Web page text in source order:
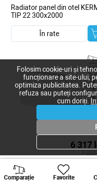
Radiator panel din otel
TIP 22 300x2000
În rate
6 317
Radiator panel din otel
TIP 22 500x1800
Comparație Favorite
Folosim cookie-uri și
funcționare a site-ului,
optimiza publicitatea.
refuza sau puteți
cum doriți.